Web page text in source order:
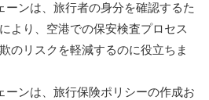
ーンは、旅行者の身分を確認するた
より、空港での保安検査プロセス
のリスクを軽減するのに役立ちま
ーンは、旅行保険ポリシーの作成お